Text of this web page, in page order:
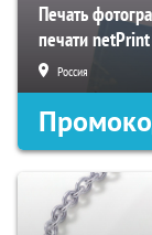
Печать
печати netPrint
Россия